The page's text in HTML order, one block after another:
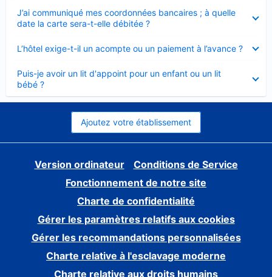
J’ai communiqué mes coordonnées bancaires ; à quelle
date la carte sera-t-elle débitée ?
fermé
L’hôtel exige-t-il un acompte ou un paiement à l’avance ?
fermé
Puis-je avoir un lit d'appoint pour un enfant ou un lit
bébé ?
fermé
Ajoutez votre établissement
Version ordinateur
Conditions de Service
Fonctionnement de notre site
Charte de confidentialité
Gérer les paramètres relatifs aux cookies
Gérer les recommandations personnalisées
Charte relative à l'esclavage moderne
Charte relative aux droits humains